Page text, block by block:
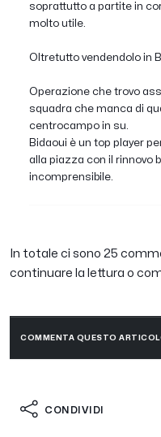
soprattutto a partite in
molto utile.
Oltretutto vendendolo in
Operazione che trovo
squadra che manca di
centrocampo in su.
Bidaoui è un top player
alla piazza con il rinnovo
incomprensibile.
In totale ci sono 25
continuare la lettura o
COMMENTA QUESTO
CONDIVIDI